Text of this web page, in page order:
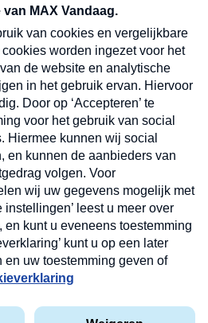
en dinsdagochtend in
Verzend
op onze
en dinsdagochtend in uw